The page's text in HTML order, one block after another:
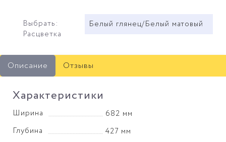
Выбрать:
Расцветка
Белый глянец/Белый матовый
Описание Отзывы
Характеристики
Ширина
682 мм
Глубина
427 мм